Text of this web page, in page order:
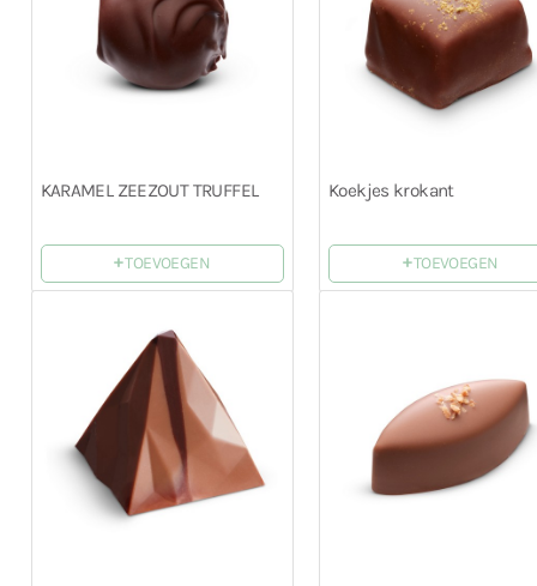
KARAMEL ZEEZOUT TRUFFEL
+TOEVOEGEN
Koekjes krokant
+TOEVOEGEN